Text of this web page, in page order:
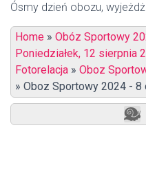
Ósmy dzień obozu,
Home » Obóz Sportowy
Poniedziałek, 12 sierpnia
Fotorelacja » Oboz
» Oboz Sportowy 2024 -